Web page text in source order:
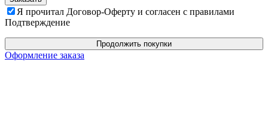
Я прочитал Договор-Оферту и согласен с правилами
Подтверждение
Продолжить покупки
Оформление заказа